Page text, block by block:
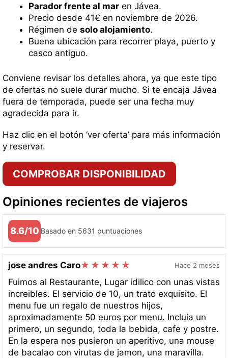
Parador frente al mar en Jávea.
Precio desde 41€ en noviembre de 2026.
Régimen de solo alojamiento.
Buena ubicación para recorrer playa, puerto y
casco antiguo.
Conviene revisar los detalles ahora, ya que este tipo
de ofertas no suele durar mucho. Si te encaja Jávea
fuera de temporada, puede ser una fecha muy
agradecida para ir.
Haz clic en el botón ‘ver oferta’ para más información
y reservar.
COMPROBAR DISPONIBILIDAD
Opiniones recientes de viajeros
8.6/10 Basado en 5631 puntuaciones
jose andres Caro Hace 2 meses
Fuimos al Restaurante, Lugar idilico con unas vistas
increibles. El servicio de 10, un trato exquisito. El
menu fue un regalo de nuestros hijos,
aproximadamente 50 euros por menu. Incluia un
primero, un segundo, toda la bebida, cafe y postre.
En la espera nos pusieron un aperitivo, una mouse
de bacalao con virutas de jamon, una maravilla.